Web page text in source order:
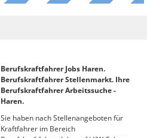
Berufskraftfahrer Jobs Haren.
Berufskraftfahrer Stellenmarkt. Ihre
Berufskraftfahrer Arbeitssuche -
Haren.
Sie haben nach Stellenangeboten für
Kraftfahrer im Bereich